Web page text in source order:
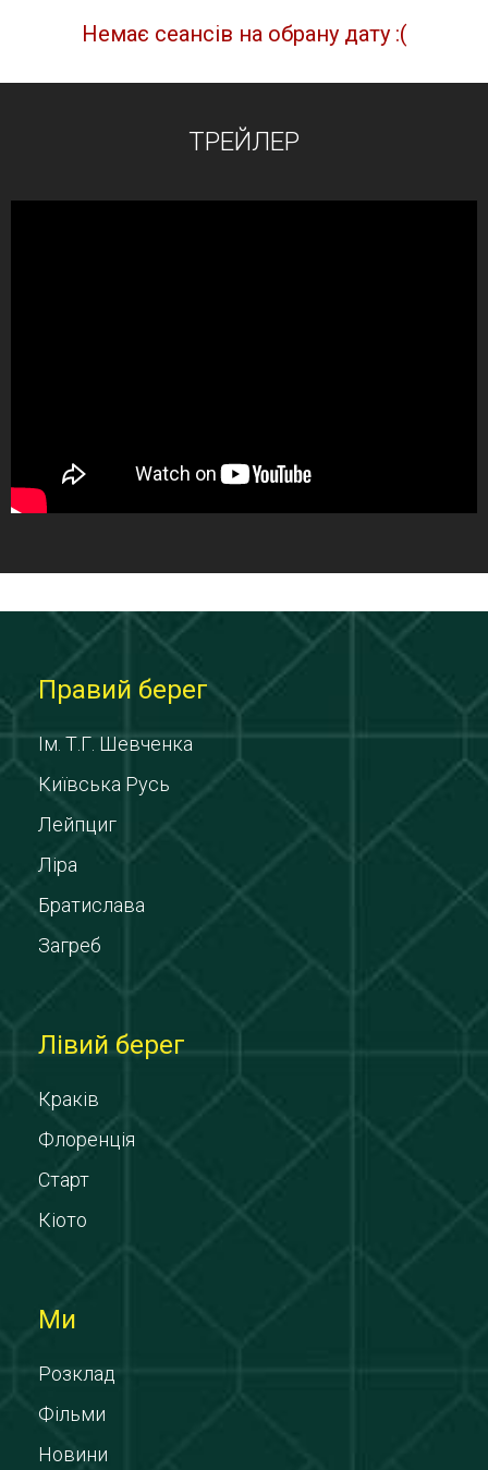
Немає сеансів на обрану дату :(
ТРЕЙЛЕР
Правий берег
Ім. Т.Г. Шевченка
Київська Русь
Лейпциг
Ліра
Братислава
Загреб
Лівий берег
Краків
Флоренція
Старт
Кіото
Ми
Розклад
Фільми
Новини